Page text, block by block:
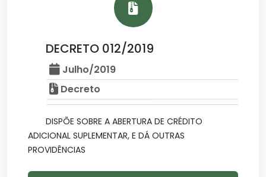
DECRETO 012/2019
Julho/2019
Decreto
DISPÕE SOBRE A ABERTURA DE CRÉDITO
ADICIONAL SUPLEMENTAR, E DÁ OUTRAS
PROVIDÊNCIAS